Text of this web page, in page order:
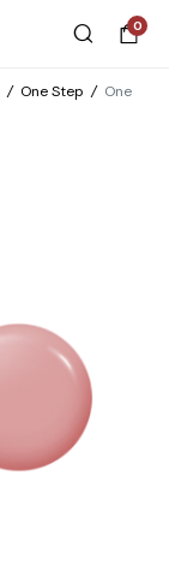
0
/ One Step / One